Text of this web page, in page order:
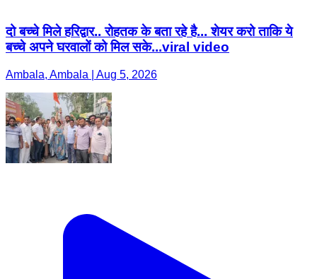
दो बच्चे मिले हरिद्वार.. रोहतक के बता रहे है... शेयर करो ताकि ये
बच्चे अपने घरवालों को मिल सके...viral video
Ambala, Ambala | Aug 5, 2026